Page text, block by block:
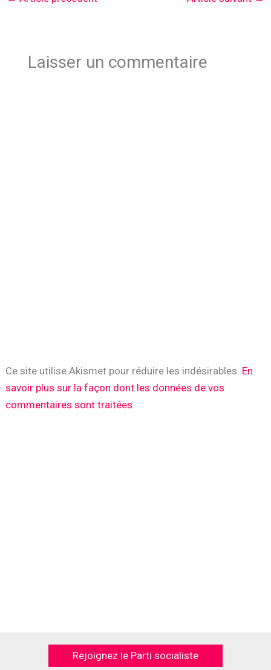
Laisser un commentaire
Ce site utilise Akismet pour réduire les indésirables. En
savoir plus sur la façon dont les données de vos
commentaires sont traitées.
Rejoignez le Parti socialiste